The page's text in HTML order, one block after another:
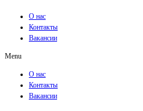
О нас
Контакты
Вакансии
Menu
О нас
Контакты
Вакансии